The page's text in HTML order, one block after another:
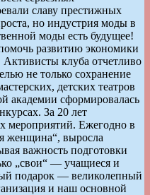
славу престижных
но индустрия моды в
моды есть будущее!
развитию экономики
клуба отчетливо
не только сохранение
детских театров
академии сформировалась
За 20 лет
мероприятий. Ежегодно в
женщина“, выросла
важность подготовки
„свои“ — учащиеся и
подарок — великолепный
и наш основной